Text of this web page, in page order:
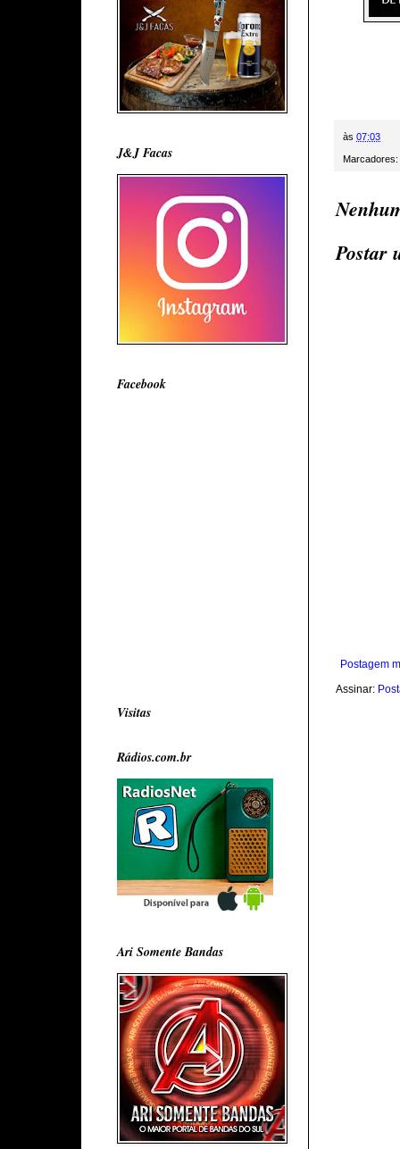
às 07:03
Marcadores:
Postar
Postagem
Assinar:
J&J Facas
Facebook
Visitas
Rádios.com.br
Ari Somente Bandas